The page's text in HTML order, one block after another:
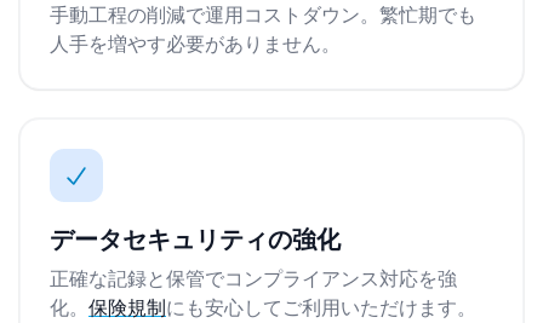
手動工程の削減で運用コストダウン。繁忙期でも
人手を増やす必要がありません。
データセキュリティの強化
正確な記録と保管でコンプライアンス対応を強
化。 保険規制にも安心してご利用いただけます。